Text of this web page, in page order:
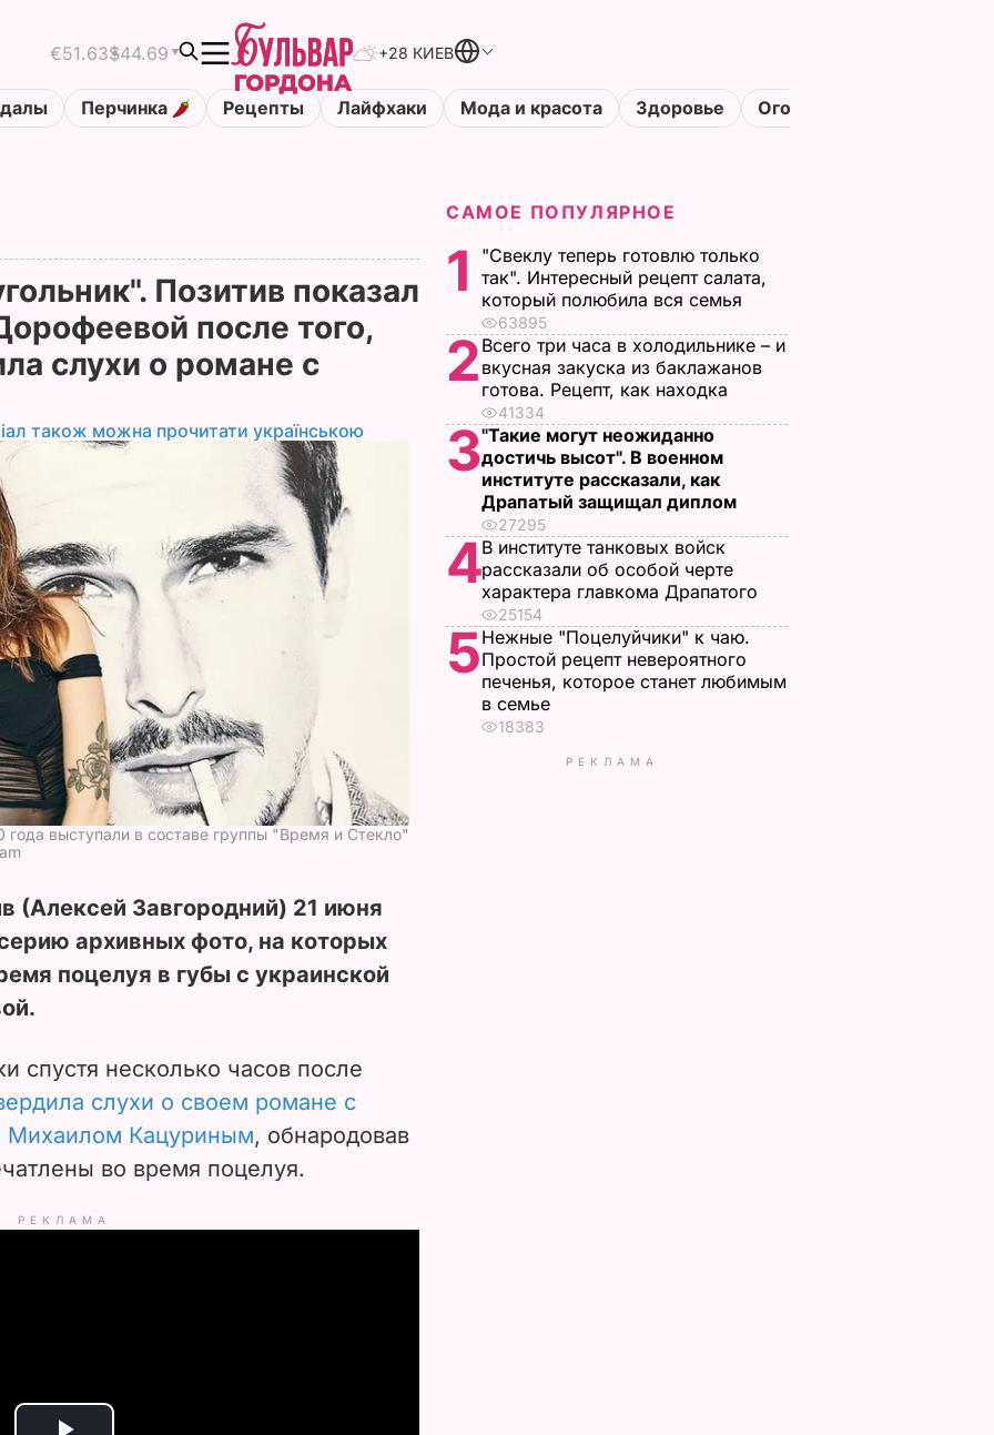
€51.63$44.69 +28 КИЕВ
Перчинка Рецепты Лайфхаки Мода и красота Здоровье Огороды
Позитив показал
после того,
слухи о романе с
також можна прочитати українською
выступали в составе группы "Время и Стекло"
(Алексей Завгородний) 21 июня
архивных фото, на которых
поцелуя в губы с украинской
спустя несколько часов после
слухи о своем романе с
Михаилом Кацуриным, обнародовав
во время поцелуя.
РЕКЛАМА
САМОЕ ПОПУЛЯРНОЕ
1
"Свеклу теперь готовлю только
так". Интересный рецепт салата,
который полюбила вся семья
63895
2 Всего три часа в холодильнике – и
вкусная закуска из баклажанов
готова. Рецепт, как находка
41334
3"Такие могут неожиданно
достичь высот". В военном
институте рассказали, как
Драпатый защищал диплом
27295
4В институте танковых войск
рассказали об особой черте
характера главкома Драпатого
25154
5Нежные "Поцелуйчики" к чаю.
Простой рецепт невероятного
печенья, которое станет любимым
в семье
18383
РЕКЛАМА